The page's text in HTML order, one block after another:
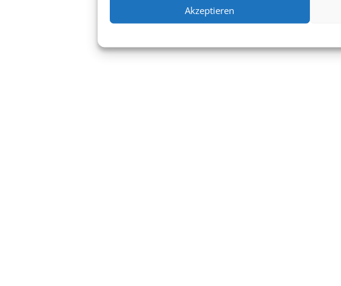
Akzeptieren
Ballettwerkstatt – Innovation am
kurpfälzischen Hof